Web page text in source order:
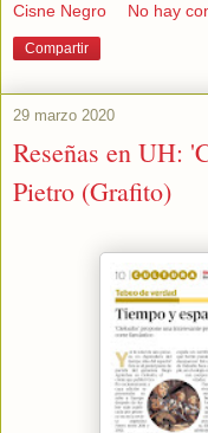
Cisne Negro No hay
Compartir
29 marzo 2020
Reseñas en UH:
Pietro (Grafito)